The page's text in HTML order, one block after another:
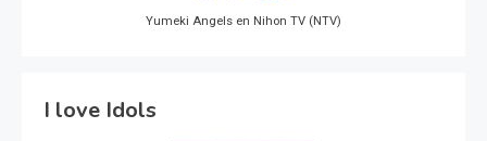
Yumeki Angels en Nihon TV (NTV)
I love Idols